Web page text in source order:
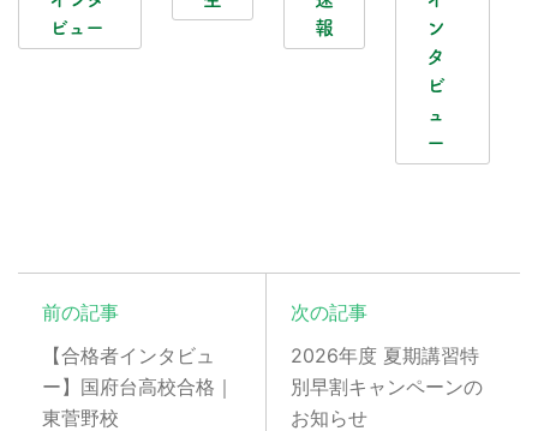
ビュー
報
ン
タ
ビ
ュ
ー
前の記事
【合格者インタビュ
ー】国府台高校合格｜
東菅野校
次の記事
2026年度 夏期講習特
別早割キャンペーンの
お知らせ